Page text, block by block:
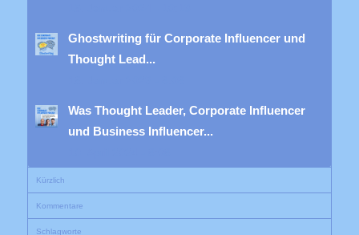
Ghostwriting für Corporate Influencer und
Thought Lead...
Was Thought Leader, Corporate Influencer
und Business Influencer...
Kürzlich
Kommentare
Schlagworte